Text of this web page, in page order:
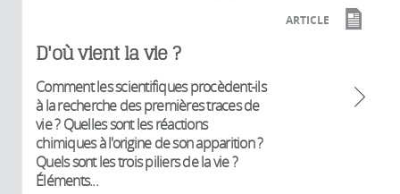
ARTICLE
D'où vient la vie ?
Comment les scientifiques procèdent-ils
à la recherche des premières traces de
vie ? Quelles sont les réactions
chimiques à l'origine de son apparition ?
Quels sont les trois piliers de la vie ?
Éléments...